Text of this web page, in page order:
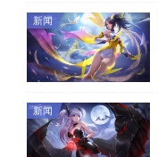
新闻
新闻